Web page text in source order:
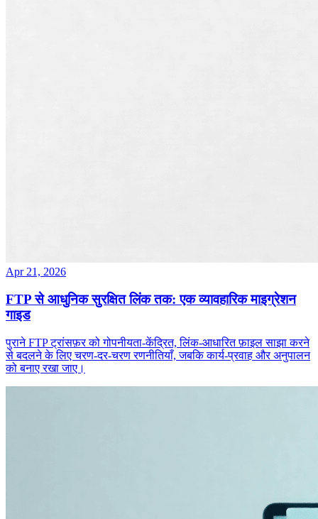
Apr 21, 2026
FTP से आधुनिक सुरक्षित लिंक तक: एक व्यावहारिक माइग्रेशन
गाइड
पुराने FTP ट्रांसफ़र को गोपनीयता‑केंद्रित, लिंक‑आधारित फ़ाइल साझा करने
से बदलने के लिए चरण‑दर‑चरण रणनीतियाँ, जबकि कार्य‑प्रवाह और अनुपालन
को बनाए रखा जाए।